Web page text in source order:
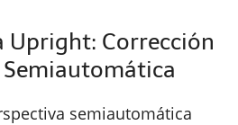
Upright: Corrección
semiautomática